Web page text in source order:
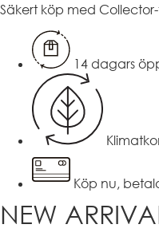
Säkert köp med
14 dagars
Köp nu,
NEW